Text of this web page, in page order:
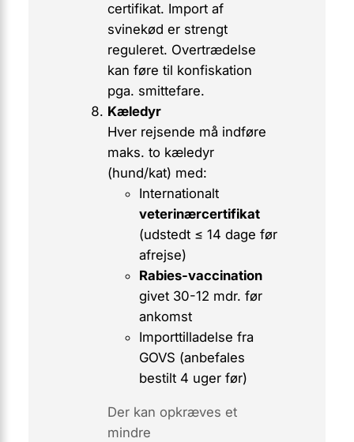
certifikat. Import af
svinekød er strengt
reguleret. Overtrædelse
kan føre til konfiskation
pga. smittefare.
Kæledyr
Hver rejsende må indføre
maks. to kæledyr
(hund/kat) med:
Internationalt
veterinærcertifikat
(udstedt ≤ 14 dage før
afrejse)
Rabies-vaccination
givet 30-12 mdr. før
ankomst
Importtilladelse fra
GOVS (anbefales
bestilt 4 uger før)
Der kan opkræves et
mindre